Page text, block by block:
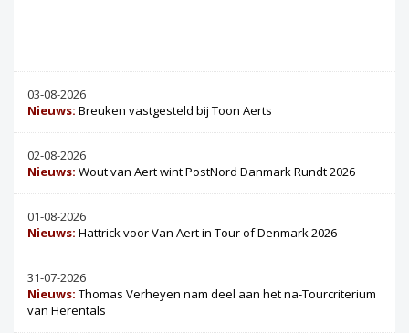
03-08-2026
Nieuws: Breuken vastgesteld bij Toon Aerts
02-08-2026
Nieuws: Wout van Aert wint PostNord Danmark Rundt 2026
01-08-2026
Nieuws: Hattrick voor Van Aert in Tour of Denmark 2026
31-07-2026
Nieuws: Thomas Verheyen nam deel aan het na-Tourcriterium
van Herentals